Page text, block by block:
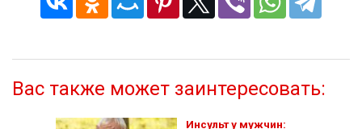
Вас также может заинтересовать:
Инсульт у мужчин: